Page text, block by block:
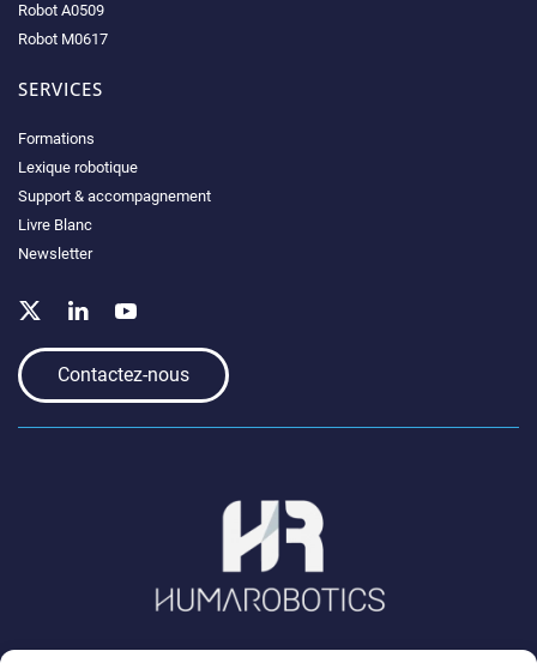
Robot A0509
Robot M0617
SERVICES
Formations
Lexique robotique
Support & accompagnement
Livre Blanc
Newsletter
Contactez-nous